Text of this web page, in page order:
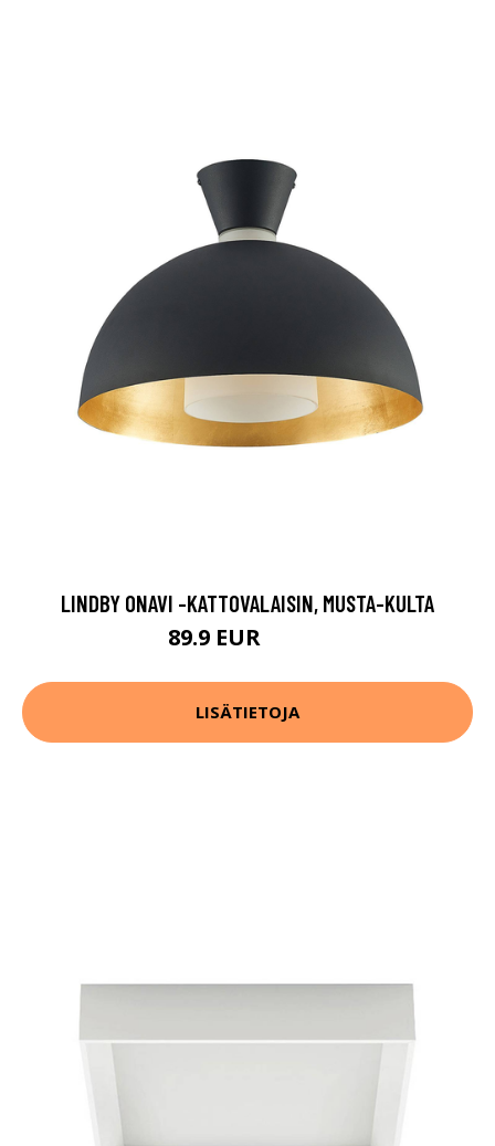
LINDBY ONAVI -KATTOVALAISIN, MUSTA-KULTA
89.9 EUR
LISÄTIETOJA